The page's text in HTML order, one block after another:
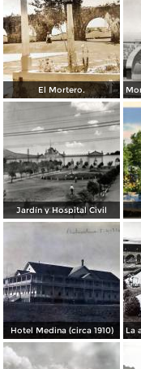
El Mortero.
Jardín y Hospital Civil
Hotel Medina (circa 1910)